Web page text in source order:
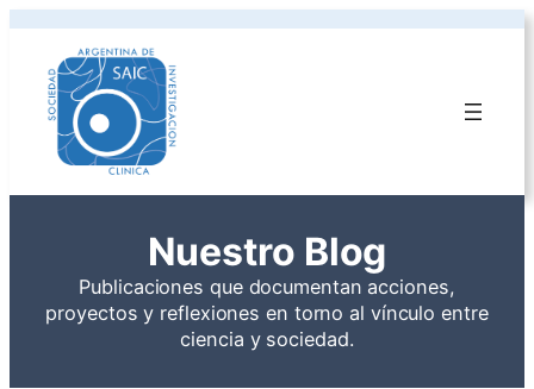
Nuestro Blog
Publicaciones que documentan acciones,
proyectos y reflexiones en torno al vínculo entre
ciencia y sociedad.